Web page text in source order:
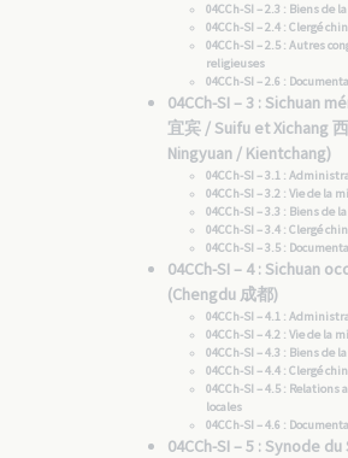
04CCh-SI – 2.3 : Biens de
04CCh-SI – 2.4 : Clergé
04CCh-SI – 2.5 : Autres
religieuses
04CCh-SI – 2.6 :
04CCh-SI – 3 : Sichuan
宜宾 / Suifu et Xichang
Ningyuan / Kientchang)
04CCh-SI – 3.1 :
04CCh-SI – 3.2 : Vie de la
04CCh-SI – 3.3 : Biens de
04CCh-SI – 3.4 : Clergé
04CCh-SI – 3.5 :
04CCh-SI – 4 : Sichuan
(Chengdu 成都)
04CCh-SI – 4.1 :
04CCh-SI – 4.2 : Vie de la
04CCh-SI – 4.3 : Biens de
04CCh-SI – 4.4 : Clergé
04CCh-SI – 4.5 : Relations
locales
04CCh-SI – 4.6 :
04CCh-SI – 5 : Synode du